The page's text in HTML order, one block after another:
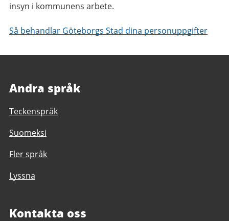
insyn i kommunens arbete.
Så behandlar Göteborgs Stad dina personuppgifter
Andra språk
Teckenspråk
Suomeksi
Fler språk
Lyssna
Kontakta oss